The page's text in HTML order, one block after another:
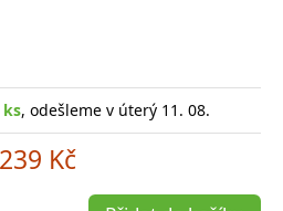
ks, odešleme v úterý 11. 08.
239 Kč